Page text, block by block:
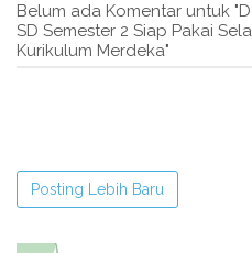
Belum ada Komentar untuk
SD Semester 2 Siap Pakai
Kurikulum Merdeka"
Posting Lebih Baru